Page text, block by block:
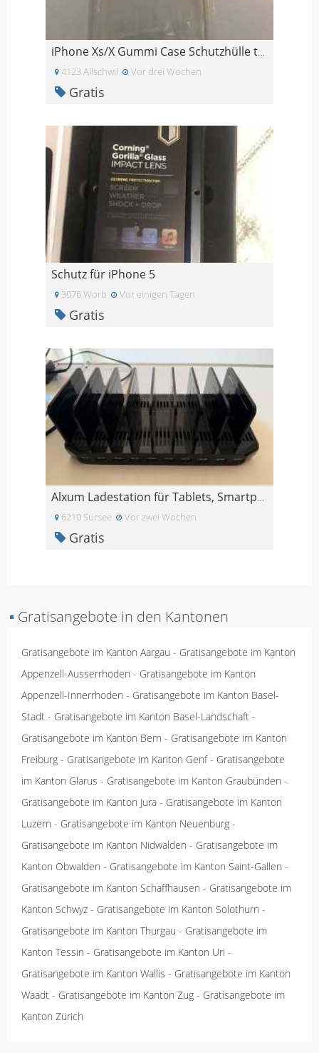
iPhone Xs/X Gummi Case Schutzhülle transparent
4123 Allschwil Vor drei Wochen
Gratis
Schutz für iPhone 5
3076 Worb Vor einigen Tagen
Gratis
Alxum Ladestation für Tablets, Smartphones usw.
6210 Sursee Vor zwei Wochen
Gratis
▪ Gratisangebote in den Kantonen
Gratisangebote im Kanton Aargau - Gratisangebote im Kanton
Appenzell-Ausserrhoden - Gratisangebote im Kanton
Appenzell-Innerrhoden - Gratisangebote im Kanton Basel-
Stadt - Gratisangebote im Kanton Basel-Landschaft -
Gratisangebote im Kanton Bern - Gratisangebote im Kanton
Freiburg - Gratisangebote im Kanton Genf- Gratisangebote
im Kanton Glarus - Gratisangebote im Kanton Graubünden -
Gratisangebote im Kanton Jura - Gratisangebote im Kanton
Luzern - Gratisangebote im Kanton Neuenburg -
Gratisangebote im Kanton Nidwalden - Gratisangebote im
Kanton Obwalden - Gratisangebote im Kanton Saint-Gallen -
Gratisangebote im Kanton Schaffhausen - Gratisangebote im
Kanton Schwyz - Gratisangebote im Kanton Solothurn -
Gratisangebote im Kanton Thurgau - Gratisangebote im
Kanton Tessin - Gratisangebote im Kanton Uri -
Gratisangebote im Kanton Wallis - Gratisangebote im Kanton
Waadt - Gratisangebote im Kanton Zug - Gratisangebote im
Kanton Zürich